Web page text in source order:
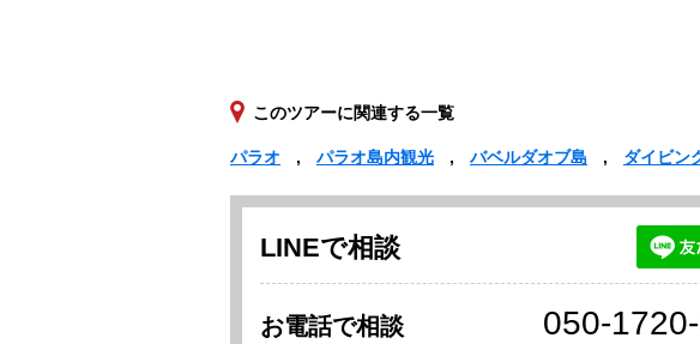
このツアーに関連する一覧
パラオ パラオ島内観光 バベルダオブ島 ダイビン
LINEで相談
お電話で相談 050-